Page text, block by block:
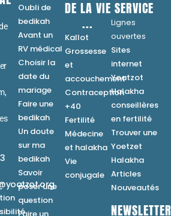
Oubli de
bedikah
Avant un
RV médical
Choisir la
date du
mariage
Faire une
bedikah
Un doute
sur ma
bedikah
Savoir
poser une
question
Faire un
DE LA VIE
...
Kallot
Grossesse
et
accouchement
Contraception
+40
Fertilité
Médecine
et halakha
Vie
conjugale
SERVICE
Lignes
ouvertes
Sites
internet
Yoatzot
Halakha
conseillères
en fertilité
Trouver une
Yoetzet
Halakha
Articles
Nouveautés